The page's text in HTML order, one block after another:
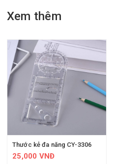
Xem thêm
Thước kẻ đa năng CY-3306
25,000 VNĐ